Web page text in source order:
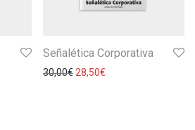
Señalética Corporativa
30,00€ 28,50€